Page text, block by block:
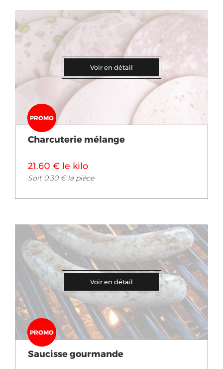
Voir en détail
PROMO
Charcuterie mélange
21.60 € le kilo
Soit 0.30 € la pièce
Voir en détail
PROMO
Saucisse gourmande